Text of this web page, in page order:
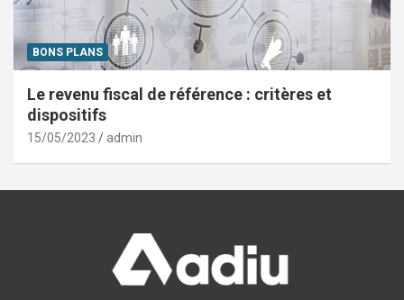
BONS PLANS
Le revenu fiscal de référence : critères et
dispositifs
15/05/2023 admin